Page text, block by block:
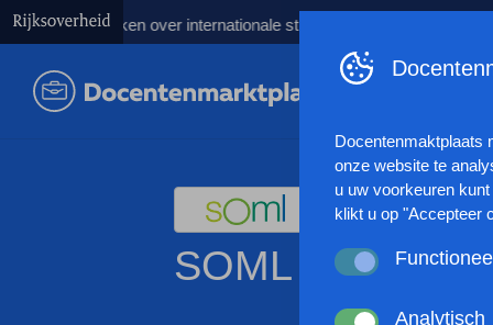
over internationale studenten
SOML
Docentenmaktplaats
onze website te
u uw voorkeuren
klikt u op "Accepteer
Functioneel
anoniem website
Analytisch